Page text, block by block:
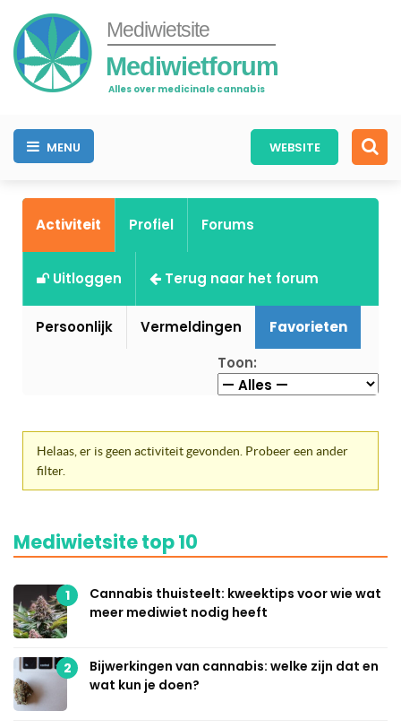
Mediwietsite
Mediwietforum
Alles over medicinale cannabis
MENU WEBSITE
Activiteit Profiel Forums
Uitloggen Terug naar het forum
Persoonlijk Vermeldingen
Favorieten
Toon:
Helaas, er is geen activiteit gevonden. Probeer een ander
filter.
Mediwietsite top 10
1
Cannabis thuisteelt: kweektips voor wie wat
meer mediwiet nodig heeft
2
Bijwerkingen van cannabis: welke zijn dat en
wat kun je doen?